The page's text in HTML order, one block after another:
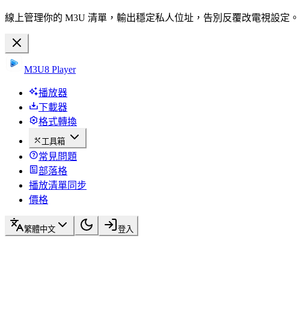
線上管理你的 M3U 清單，輸出穩定私人位址，告別反覆改電視設定。
M3U8 Player
播放器
下載器
格式轉換
工具箱
常見問題
部落格
播放清單同步
價格
繁體中文 登入